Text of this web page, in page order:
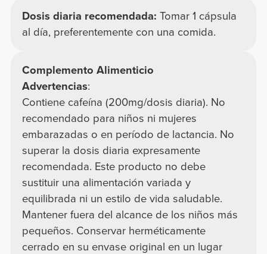
Dosis diaria recomendada: Tomar 1 cápsula
al día, preferentemente con una comida.
Complemento Alimenticio
Advertencias:
Contiene cafeína (200mg/dosis diaria). No
recomendado para niños ni mujeres
embarazadas o en período de lactancia. No
superar la dosis diaria expresamente
recomendada. Este producto no debe
sustituir una alimentación variada y
equilibrada ni un estilo de vida saludable.
Mantener fuera del alcance de los niños más
pequeños. Conservar herméticamente
cerrado en su envase original en un lugar